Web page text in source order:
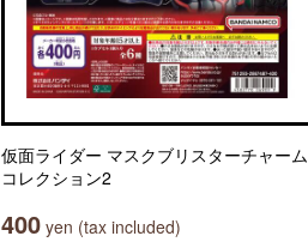
仮面ライダー マスクブリスターチャーム
コレクション2
400 yen (tax included)